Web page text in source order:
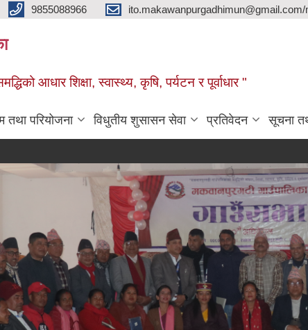
9855088966
आधार शिक्षा, स्‍वास्‍थ्‍य, कृषि, पर्यटन र पूर्वाधार "
तथा परियोजना विधुतीय शुसासन सेवा प्रतिवेदन सूचना